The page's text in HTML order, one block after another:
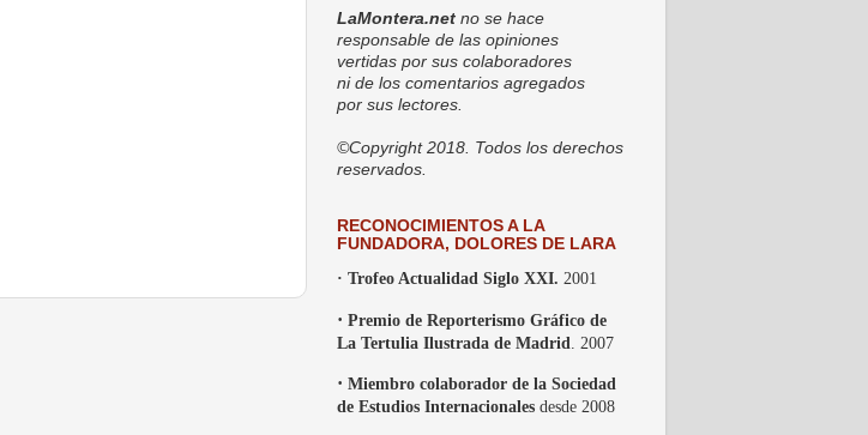
LaMontera.net no se hace
responsable de las opiniones
vertidas por sus colaboradores
ni de los comentarios agregados
por sus lectores.
©Copyright 2018. Todos los derechos
reservados.
RECONOCIMIENTOS A LA
FUNDADORA, DOLORES DE LARA
· Trofeo Actualidad Siglo XXI. 2001
· Premio de Reporterismo Gráfico de
La Tertulia Ilustrada de Madrid . 2007
· Miembro colaborador de la Sociedad
de Estudios Internacionales desde 2008